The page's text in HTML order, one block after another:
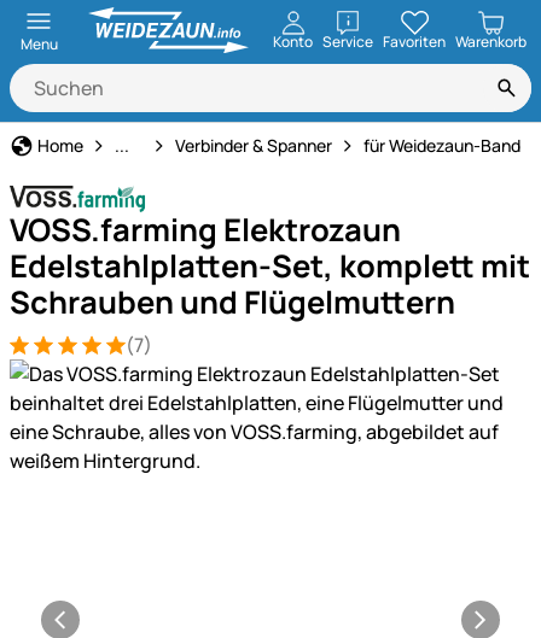
Menu Konto ServiceöffnenFavoriten Warenkorb
Home Weidezaun
... Verbinder & Spanner für Weidezaun-Band
VOSS.farming Elektrozaun
Edelstahlplatten-Set, komplett mit
Schrauben und Flügelmuttern
Bewertung: 5 von 5 (7 Bewertungen)
7 Bewertungen(7)
Produktgalerie